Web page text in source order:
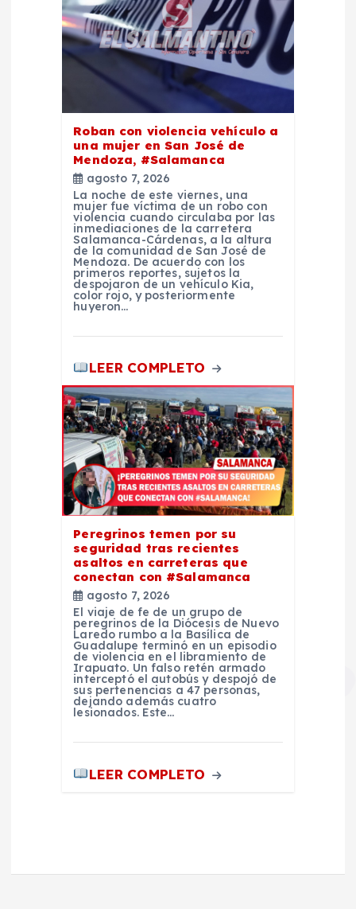
Roban con violencia vehículo a
una mujer en San José de
Mendoza, #Salamanca
agosto 7, 2026
La noche de este viernes, una
mujer fue víctima de un robo con
violencia cuando circulaba por las
inmediaciones de la carretera
Salamanca-Cárdenas, a la altura
de la comunidad de San José de
Mendoza. De acuerdo con los
primeros reportes, sujetos la
despojaron de un vehículo Kia,
color rojo, y posteriormente
huyeron…
LEER COMPLETO
Peregrinos temen por su
seguridad tras recientes
asaltos en carreteras que
conectan con #Salamanca
agosto 7, 2026
El viaje de fe de un grupo de
peregrinos de la Diócesis de Nuevo
Laredo rumbo a la Basílica de
Guadalupe terminó en un episodio
de violencia en el libramiento de
Irapuato. Un falso retén armado
interceptó el autobús y despojó de
sus pertenencias a 47 personas,
dejando además cuatro
lesionados. Este…
LEER COMPLETO